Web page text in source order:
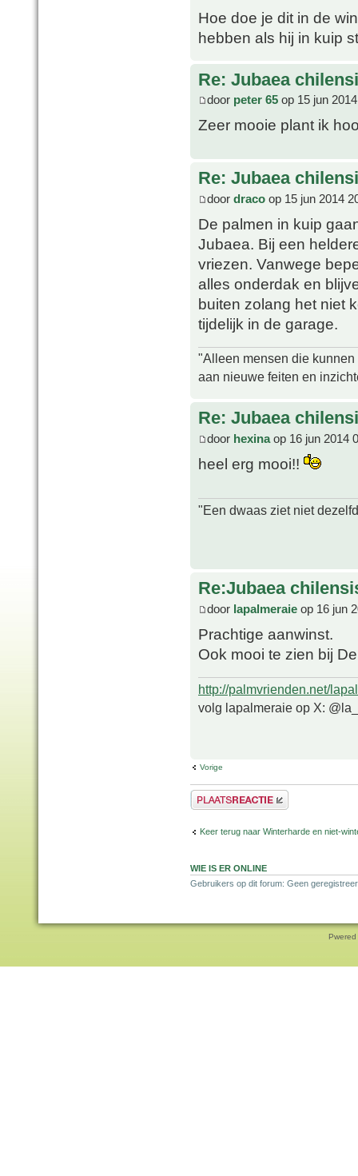
Hoe doe je dit in de
hebben als hij in kuip
Re: Jubaea
door peter 65 op 15 jun
Zeer mooie plant ik
Re: Jubaea
door draco op 15 jun 2014
De palmen in kuip
Jubaea. Bij een
vriezen. Vanwege
alles onderdak en
buiten zolang het niet
tijdelijk in de garage.
"Alleen mensen die
aan nieuwe feiten en
Re: Jubaea
door hexinaop 16 jun 2014
heel erg mooi!!
"Een dwaas ziet niet
Re:Jubaea
door lapalmeraie op 16 jun
Prachtige aanwinst.
Ook mooi te zien bij
http://palmvrienden.net/
volg lapalmeraie op X:
Vorige
Plaats een reactie
Keer terug naar Winterharde en niet-
WIE IS ER ONLINE
Gebruikers op dit forum: Geen